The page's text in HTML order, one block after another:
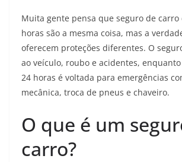
Muita gente pensa que seguro de carro
horas são a mesma coisa, mas a
oferecem proteções diferentes. O
ao veículo, roubo e acidentes,
24 horas é voltada para emergências
mecânica, troca de pneus e chaveiro.
O que é um
carro?